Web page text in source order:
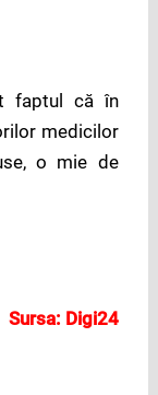
faptul că în
medicilor
o mie de
Sursa: Digi24